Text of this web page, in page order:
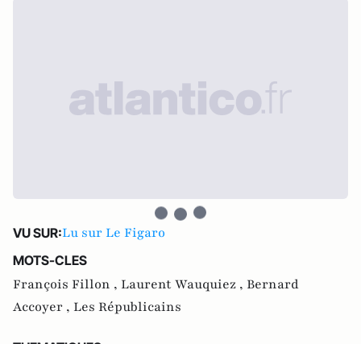
VU SUR:Lu sur Le Figaro
MOTS-CLES
François Fillon , Laurent Wauquiez , Bernard
Accoyer , Les Républicains